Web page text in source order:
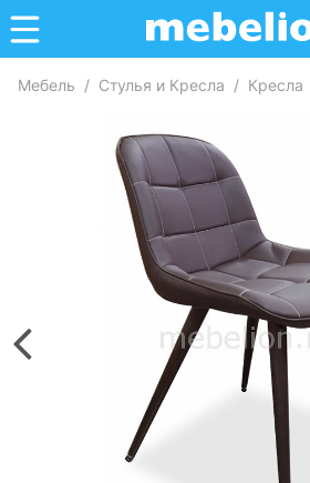
Мебель / Стулья и Кресла / Кресла